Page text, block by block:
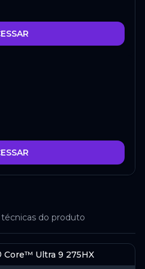
do produto
Ultra 9 275HX